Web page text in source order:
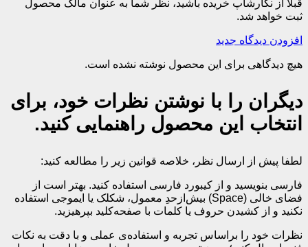
قبلا از نگارشاپ خریده باشید، نظر شما به عنوان مالک محصول
ثبت خواهد شد.
افزودن دیدگاه جدید
هیچ دیدگاهی برای این محصول نوشته نشده است.
دیگران را با نوشتن نظرات خود، برای
انتخاب این محصول راهنمایی کنید.
لطفا پیش از ارسال نظر، خلاصه قوانین زیر را مطالعه کنید:
فارسی بنویسید و از کیبورد فارسی استفاده کنید. بهتر است از
فضای خالی (Space) بیش‌از‌حدِ معمول، شکلک یا ایموجی استفاده
نکنید و از کشیدن حروف یا کلمات با صفحه‌کلید بپرهیزید.
نظرات خود را براساس تجربه و استفاده‌ی عملی و با دقت به نکات